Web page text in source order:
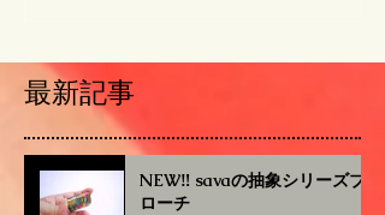
最新記事
NEW‼︎ savaの抽象シリーズブ
ローチ